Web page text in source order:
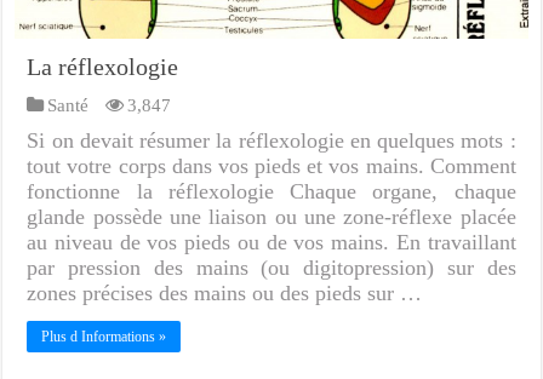
La réflexologie
Santé 3,847
Si on devait résumer la réflexologie en quelques mots :
tout votre corps dans vos pieds et vos mains. Comment
fonctionne la réflexologie Chaque organe, chaque
glande possède une liaison ou une zone-réflexe placée
au niveau de vos pieds ou de vos mains. En travaillant
par pression des mains (ou digitopression) sur des
zones précises des mains ou des pieds sur …
Plus d Informations »